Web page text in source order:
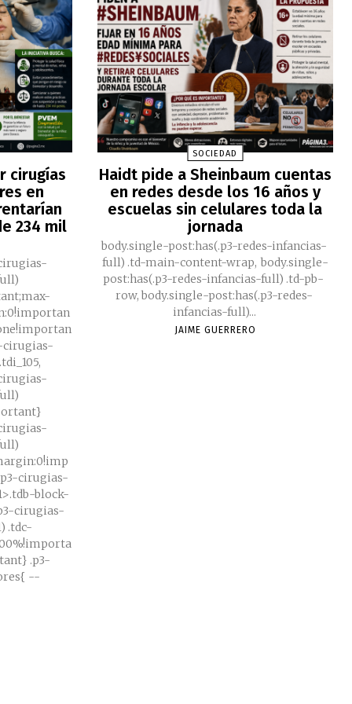
cirugías
en
234 mil
cirugias-
cirugias-
block-
cirugias-
.tdc-
.p3-
--
SOCIEDAD
Haidt pide a Sheinbaum cuentas
en redes desde los 16 años y
escuelas sin celulares toda la
jornada
body.single-post:has(.p3-redes-infancias-
full) .td-main-content-wrap, body.single-
post:has(.p3-redes-infancias-full) .td-pb-
row, body.single-post:has(.p3-redes-
infancias-full)...
JAIME GUERRERO